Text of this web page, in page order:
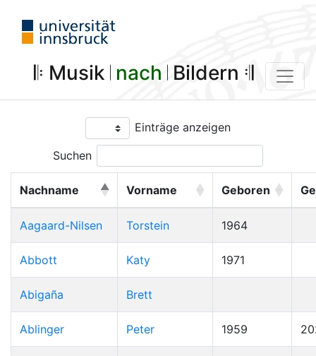
𝄆 Musik 𝄀 nach 𝄀 Bildern 𝄇
Einträge anzeigen
Suchen
Nachname Vorname Geboren
Aagaard-Nilsen Torstein 1964
Abbott Katy 1971
Abigaña Brett
Ablinger Peter 1959